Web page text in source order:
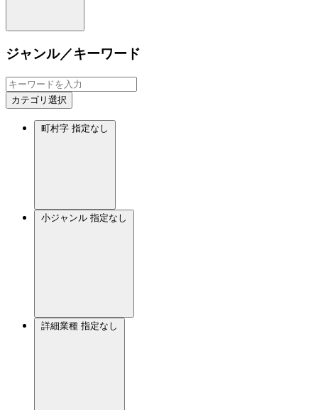
ジャンル／キーワード
カテゴリ選択
町村字 指定なし
小ジャンル 指定なし
詳細業種 指定なし